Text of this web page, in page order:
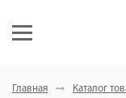
Главная Каталог